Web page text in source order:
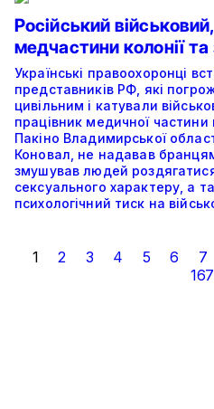
Російський
медчастини колонії
Українські правоохоронці
представників РФ, які
цивільним і катували
працівник медичної частини
Пакіно Владимирської
Коновал, не надавав
змушував людей роздягатися
сексуального характеру, а
психологічний тиск на
1 2 3 4 5 6 7
167